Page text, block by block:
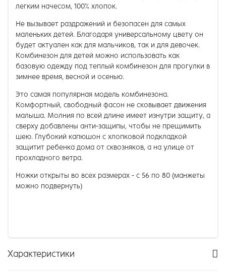
легким начесом, 100% хлопок.
Не вызывает раздражений и безопасен для самых
маленьких детей. Благодаря универсальному цвету он
будет актуален как для мальчиков, так и для девочек.
Комбинезон для детей можно использовать как
базовую одежду под теплый комбинезон для прогулки в
зимнее время, весной и осенью.
Это самая популярная модель комбинезона.
Комфортный, свободный фасон не сковывает движения
малыша. Молния по всей длине имеет изнутри защиту, а
сверху добавлены анти-защипы, чтобы не прещимить
шею. Глубокий капюшон с хлопковой подкладкой
защитит ребенка дома от сквозняков, а на улице от
прохладного ветра.
Ножки открыты во всех размерах - с 56 по 80 (манжеты
можно подвернуть)
Характеристики